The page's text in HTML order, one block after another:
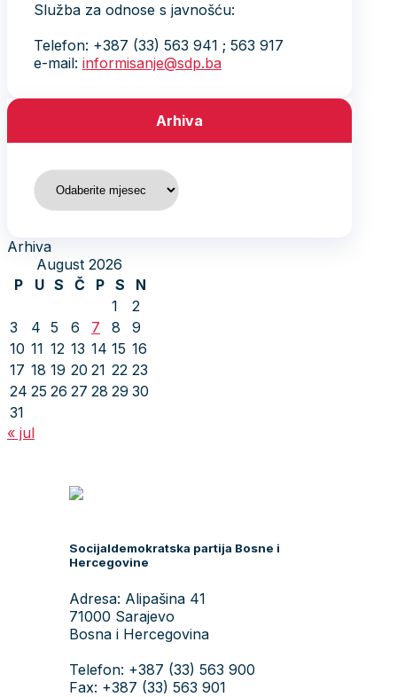
Služba za odnose s javnošću:
Telefon: +387 (33) 563 941 ; 563 917
e-mail: informisanje@sdp.ba
Arhiva
Arhiva
Arhiva
August 2026
P
U S Č P S
N
1
2
3
4 5 6 7 8
9
10 11 12 13 14 15 16
17 18 19 20 21 22 23
24 25 26 27 28 29 30
31
« jul
Socijaldemokratska partija Bosne i
Hercegovine
Adresa: Alipašina 41
71000 Sarajevo
Bosna i Hercegovina
Telefon: +387 (33) 563 900
Fax: +387 (33) 563 901